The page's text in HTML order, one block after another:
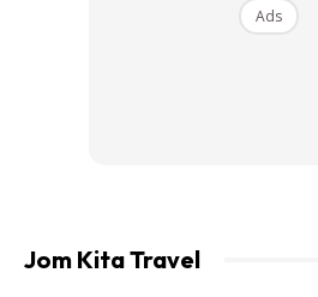
Ads
Jom Kita Travel